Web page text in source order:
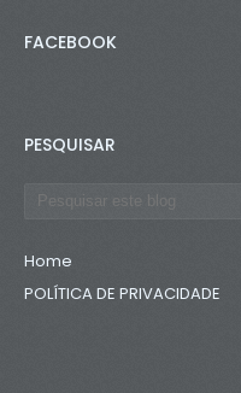
FACEBOOK
PESQUISAR
Home
POLÍTICA DE PRIVACIDADE